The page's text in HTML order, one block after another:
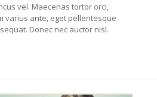
vel. Maecenas tortor orci,
varius ante, eget pellentesque
Donec nec auctor nisl.